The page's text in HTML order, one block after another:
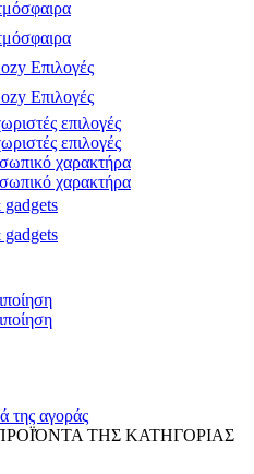
Επιλογές
Επιλογές
επιλογές
επιλογές
χαρακτήρα
χαρακτήρα
gadgets
gadgets
της αγοράς
ΤΗΣ ΚΑΤΗΓΟΡΙΑΣ